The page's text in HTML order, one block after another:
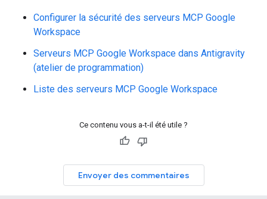
Configurer la sécurité des serveurs MCP Google
Workspace
Serveurs MCP Google Workspace dans Antigravity
(atelier de programmation)
Liste des serveurs MCP Google Workspace
Ce contenu vous a-t-il été utile ?
Envoyer des commentaires